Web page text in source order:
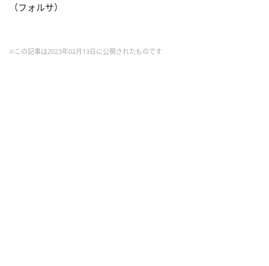
（フォルサ）
※この記事は2023年02月13日に公開されたものです